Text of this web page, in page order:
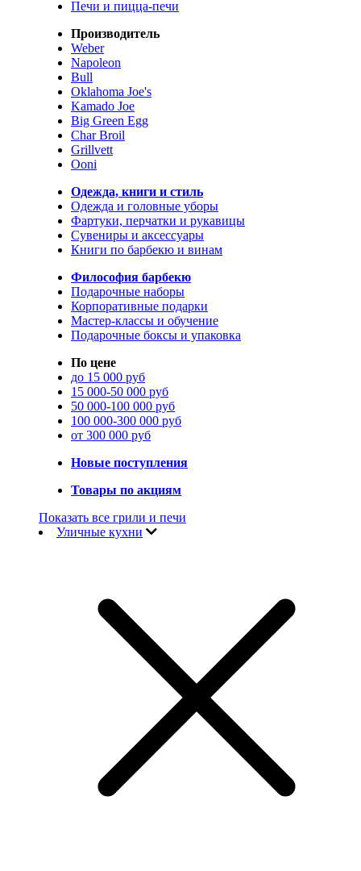
Печи и пицца-печи
Производитель
Weber
Napoleon
Bull
Oklahoma Joe's
Kamado Joe
Big Green Egg
Char Broil
Grillvett
Ooni
Одежда, книги и стиль
Одежда и головные уборы
Фартуки, перчатки и рукавицы
Сувениры и аксессуары
Книги по барбекю и винам
Философия барбекю
Подарочные наборы
Корпоративные подарки
Мастер-классы и обучение
Подарочные боксы и упаковка
По цене
до 15 000 руб
15 000-50 000 руб
50 000-100 000 руб
100 000-300 000 руб
от 300 000 руб
Новые поступления
Товары по акциям
Показать все грили и печи
Уличные кухни